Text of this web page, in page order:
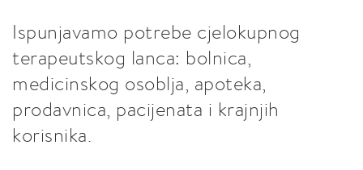
Ispunjavamo potrebe cjelokupnog
terapeutskog lanca: bolnica,
medicinskog osoblja, apoteka,
prodavnica, pacijenata i krajnjih
korisnika.